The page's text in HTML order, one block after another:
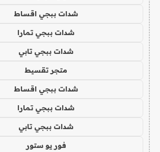
شدات ببجي اقساط
شدات ببجي تمارا
شدات ببجي تابي
متجر تقسيط
شدات ببجي اقساط
شدات ببجي تمارا
شدات ببجي تابي
فور يو ستور